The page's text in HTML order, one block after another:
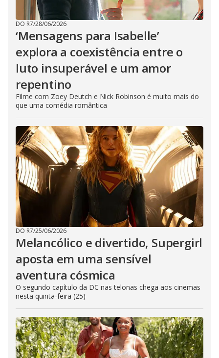
DO R7/28/06/2026
‘Mensagens para Isabelle’
explora a coexistência entre o
luto insuperável e um amor
repentino
Filme com Zoey Deutch e Nick Robinson é muito mais do
que uma comédia romântica
DO R7/25/06/2026
Melancólico e divertido, Supergirl
aposta em uma sensível
aventura cósmica
O segundo capítulo da DC nas telonas chega aos cinemas
nesta quinta-feira (25)